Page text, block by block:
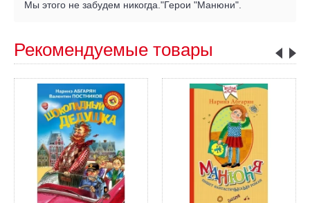
Мы этого не забудем никогда."Герои "Манюни".
Рекомендуемые товары